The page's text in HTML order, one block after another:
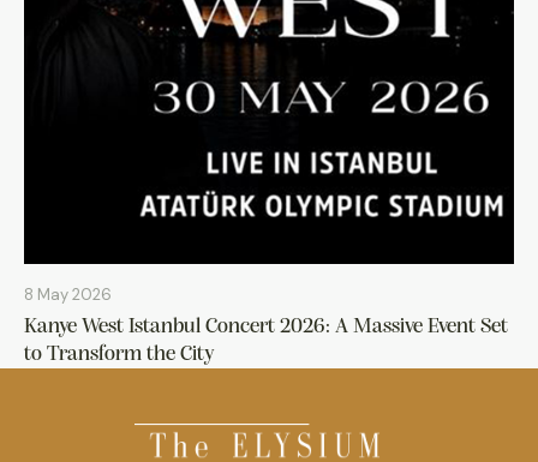
8 May 2026
Kanye West Istanbul Concert 2026: A Massive Event Set
to Transform the City